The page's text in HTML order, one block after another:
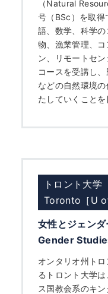
（Natural
号（BSc）を取得
語、数学、科学
物、漁業管理、
ン、リモートセ
コースを受講し
などの自然環境
たしていくことを
トロント大
Toronto［U of
女性とジェン
Gender
オンタリオ州ト
るトロント大学
ス国教会系のキ